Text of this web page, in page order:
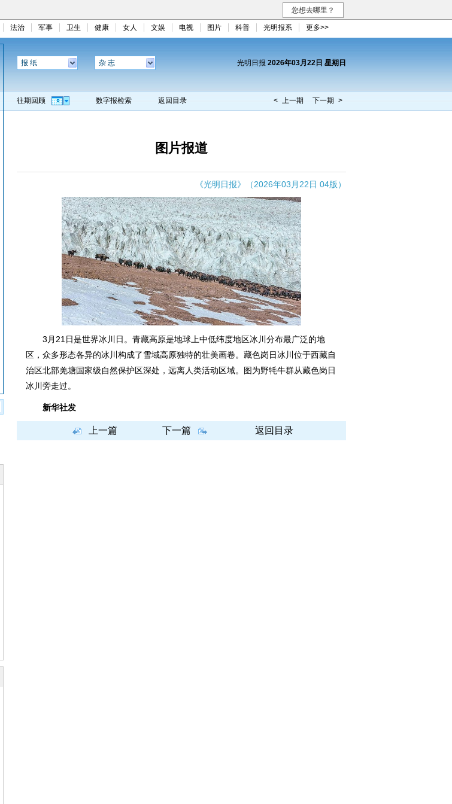
您想去哪里？
法治 军事 卫生 健康 女人 文娱 电视 图片 科普 光明报系 更多>>
报 纸 杂 志 光明日报 2026年03月22日 星期日
往期回顾 数字报检索 返回目录 < 上一期 下一期 >
图片报道
《光明日报》（2026年03月22日 04版）
3月21日是世界冰川日。青藏高原是地球上中低纬度地区冰川分布最广泛的地
区，众多形态各异的冰川构成了雪域高原独特的壮美画卷。藏色岗日冰川位于西藏自
治区北部羌塘国家级自然保护区深处，远离人类活动区域。图为野牦牛群从藏色岗日
冰川旁走过。
新华社发
上一篇 下一篇 返回目录